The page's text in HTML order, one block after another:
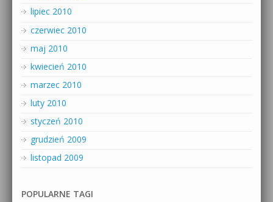
lipiec 2010
czerwiec 2010
maj 2010
kwiecień 2010
marzec 2010
luty 2010
styczeń 2010
grudzień 2009
listopad 2009
POPULARNE TAGI